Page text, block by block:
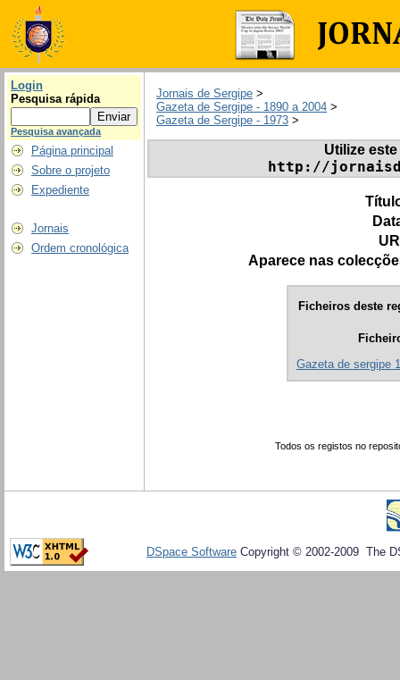
Login
Pesquisa rápida
Pesquisa avançada
Página principal
Sobre o projeto
Expediente
Jornais
Ordem cronológica
Jornais de Sergipe >
Gazeta de Sergipe - 1890 a 2004 >
Gazeta de Sergipe - 1973 >
Utilize
http://
Aparece nas
Ficheiros deste
Gazeta de sergipe
Todos os registos no
DSpace Software Copyright © 2002-2009 The